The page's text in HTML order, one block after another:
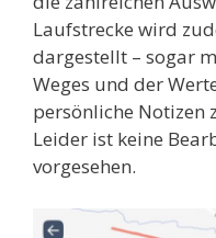
Laufstrecke wird
dargestellt – sogar
Weges und der
persönliche Notizen
Leider ist keine
vorgesehen.